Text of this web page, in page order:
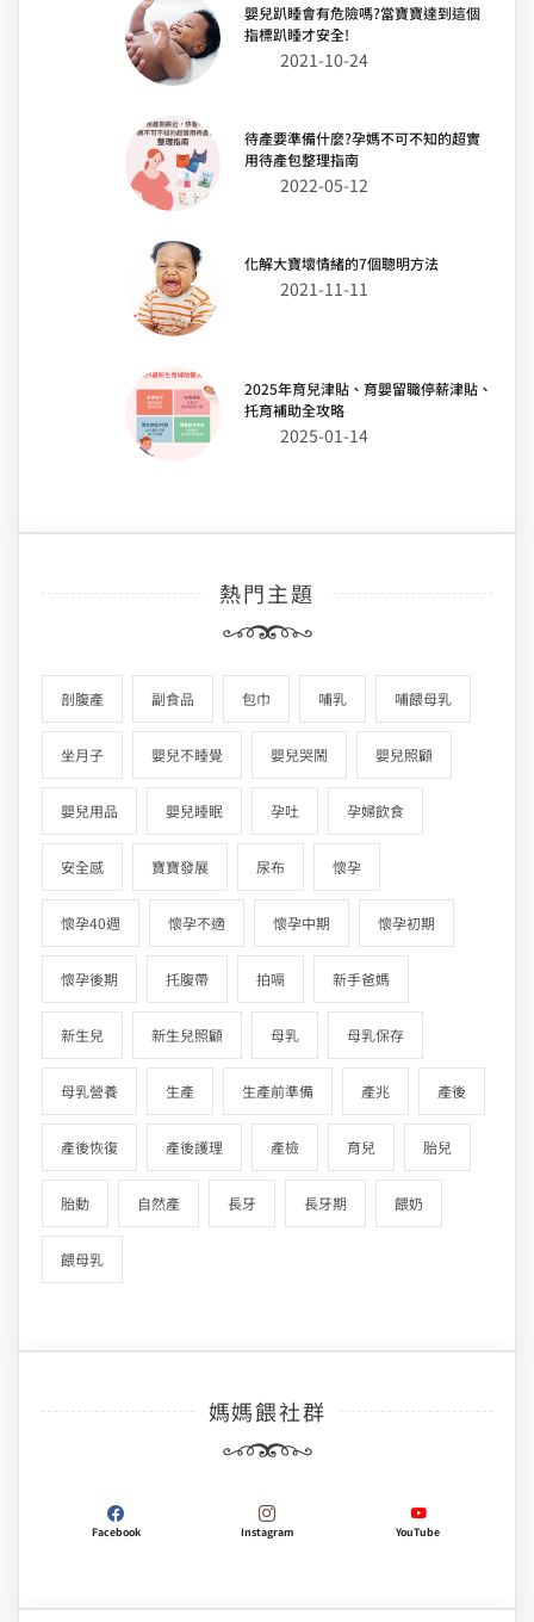
嬰兒趴睡會有危險嗎?當寶寶達到這個
指標趴睡才安全!
2021-10-24
待產要準備什麼?孕媽不可不知的超實
用待產包整理指南
2022-05-12
化解大寶壞情緒的7個聰明方法
2021-11-11
2025年育兒津貼、育嬰留職停薪津貼、
托育補助全攻略
2025-01-14
熱門主題
剖腹產 副食品 包巾 哺乳 哺餵母乳
坐月子 嬰兒不睡覺 嬰兒哭鬧 嬰兒照顧
嬰兒用品 嬰兒睡眠 孕吐 孕婦飲食
安全感 寶寶發展 尿布 懷孕
懷孕40週 懷孕不適 懷孕中期 懷孕初期
懷孕後期 托腹帶 拍嗝 新手爸媽
新生兒 新生兒照顧 母乳 母乳保存
母乳營養 生產 生產前準備 產兆 產後
產後恢復 產後護理 產檢 育兒 胎兒
胎動 自然產 長牙 長牙期 餵奶
餵母乳
媽媽餵社群
Facebook Instagram YouTube